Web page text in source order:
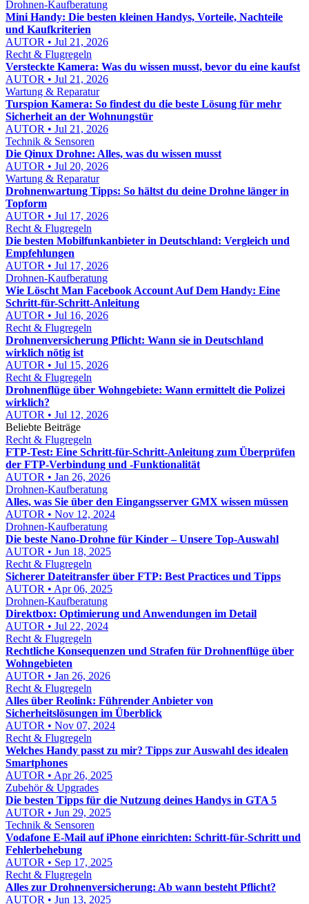
Drohnen-Kaufberatung
Mini Handy: Die besten kleinen Handys, Vorteile, Nachteile
und Kaufkriterien
AUTOR • Jul 21, 2026
Recht & Flugregeln
Versteckte Kamera: Was du wissen musst, bevor du eine kaufst
AUTOR • Jul 21, 2026
Wartung & Reparatur
Turspion Kamera: So findest du die beste Lösung für mehr
Sicherheit an der Wohnungstür
AUTOR • Jul 21, 2026
Technik & Sensoren
Die Qinux Drohne: Alles, was du wissen musst
AUTOR • Jul 20, 2026
Wartung & Reparatur
Drohnenwartung Tipps: So hältst du deine Drohne länger in
Topform
AUTOR • Jul 17, 2026
Recht & Flugregeln
Die besten Mobilfunkanbieter in Deutschland: Vergleich und
Empfehlungen
AUTOR • Jul 17, 2026
Drohnen-Kaufberatung
Wie Löscht Man Facebook Account Auf Dem Handy: Eine
Schritt-für-Schritt-Anleitung
AUTOR • Jul 16, 2026
Recht & Flugregeln
Drohnenversicherung Pflicht: Wann sie in Deutschland
wirklich nötig ist
AUTOR • Jul 15, 2026
Recht & Flugregeln
Drohnenflüge über Wohngebiete: Wann ermittelt die Polizei
wirklich?
AUTOR • Jul 12, 2026
Beliebte Beiträge
Recht & Flugregeln
FTP-Test: Eine Schritt-für-Schritt-Anleitung zum Überprüfen
der FTP-Verbindung und -Funktionalität
AUTOR • Jan 26, 2026
Drohnen-Kaufberatung
Alles, was Sie über den Eingangsserver GMX wissen müssen
AUTOR • Nov 12, 2024
Drohnen-Kaufberatung
Die beste Nano-Drohne für Kinder – Unsere Top-Auswahl
AUTOR • Jun 18, 2025
Recht & Flugregeln
Sicherer Dateitransfer über FTP: Best Practices und Tipps
AUTOR • Apr 06, 2025
Drohnen-Kaufberatung
Direktbox: Optimierung und Anwendungen im Detail
AUTOR • Jul 22, 2024
Recht & Flugregeln
Rechtliche Konsequenzen und Strafen für Drohnenflüge über
Wohngebieten
AUTOR • Jan 26, 2026
Recht & Flugregeln
Alles über Reolink: Führender Anbieter von
Sicherheitslösungen im Überblick
AUTOR • Nov 07, 2024
Recht & Flugregeln
Welches Handy passt zu mir? Tipps zur Auswahl des idealen
Smartphones
AUTOR • Apr 26, 2025
Zubehör & Upgrades
Die besten Tipps für die Nutzung deines Handys in GTA 5
AUTOR • Jun 29, 2025
Technik & Sensoren
Vodafone E‑Mail auf iPhone einrichten: Schritt‑für‑Schritt und
Fehlerbehebung
AUTOR • Sep 17, 2025
Recht & Flugregeln
Alles zur Drohnenversicherung: Ab wann besteht Pflicht?
AUTOR • Jun 13, 2025